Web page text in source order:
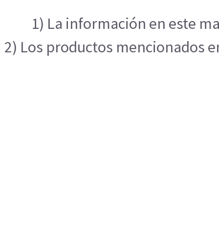
1) La información en este
2) Los productos mencionados